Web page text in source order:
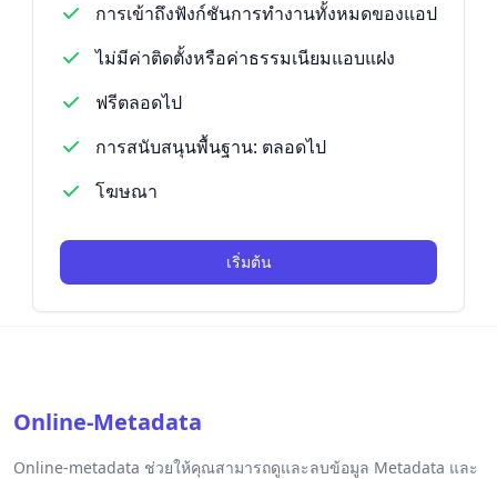
การเข้าถึงฟังก์ชันการทำงานทั้งหมดของแอป
ไม่มีค่าติดตั้งหรือค่าธรรมเนียมแอบแฝง
ฟรีตลอดไป
การสนับสนุนพื้นฐาน: ตลอดไป
โฆษณา
เริ่มต้น
Online-Metadata
Online-metadata ช่วยให้คุณสามารถดูและลบข้อมูล Metadata และ